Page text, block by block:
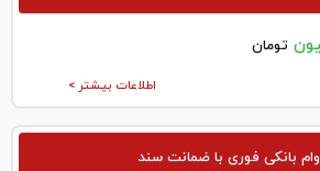
تومان
اطلاعات بیشتر >
وام بانکی فوری با ضمانت سند